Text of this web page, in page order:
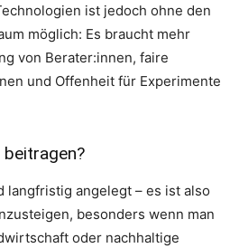
ist jedoch ohne den
möglich: Es braucht mehr
von Berater:innen, faire
und Offenheit für Experimente
beitragen?
langfristig angelegt – es ist also
besonders wenn man
oder nachhaltige